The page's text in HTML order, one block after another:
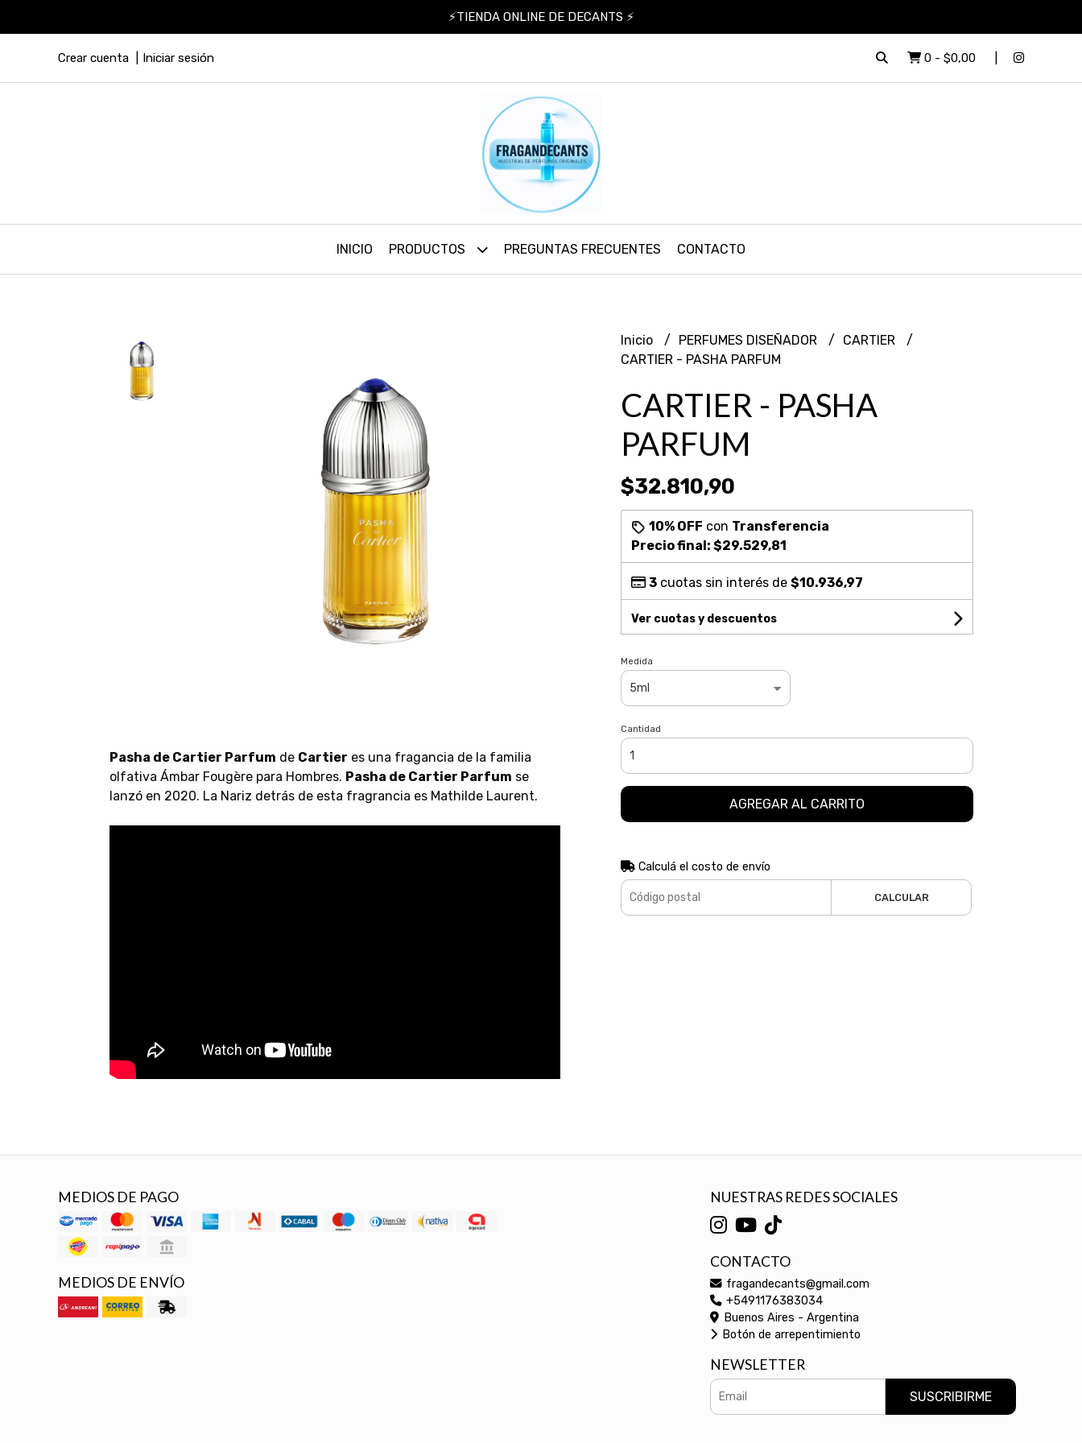
⚡TIENDA ONLINE DE DECANTS ⚡
Crear cuenta Iniciar sesión 0 - $0,00
INICIO PRODUCTOS PREGUNTAS FRECUENTES CONTACTO
Pasha de Cartier Parfum de Cartier es una fragancia de la familia
olfativa Ámbar Fougère para Hombres. Pasha de Cartier Parfum se
lanzó en 2020. La Nariz detrás de esta fragrancia es Mathilde Laurent.
Inicio PERFUMES DISEÑADOR
CARTIER
CARTIER - PASHA PARFUM
CARTIER - PASHA
PARFUM
$32.810,90
10% OFF con Transferencia
Precio final: $29.529,81
3cuotas sin interés de $10.936,97
Ver cuotas y descuentos
Medida
Cantidad
AGREGAR AL CARRITO
Calculá el costo de envío
CALCULAR
MEDIOS DE PAGO
MEDIOS DE ENVÍO
NUESTRAS REDES SOCIALES
CONTACTO
fragandecants@gmail.com
+5491176383034
Buenos Aires - Argentina
Botón de arrepentimiento
NEWSLETTER
SUSCRIBIRME